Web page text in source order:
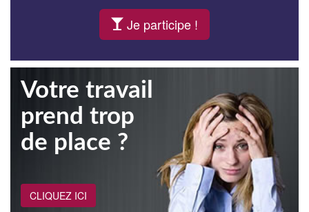
Je participe !
Votre travail
prend trop
de place ?
CLIQUEZ ICI